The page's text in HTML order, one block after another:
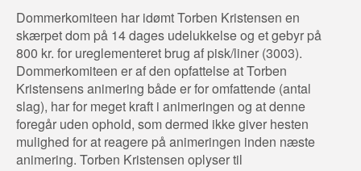
Dommerkomiteen har idømt Torben Kristensen en
skærpet dom på 14 dages udelukkelse og et gebyr på
800 kr. for ureglementeret brug af pisk/liner (3003).
Dommerkomiteen er af den opfattelse at Torben
Kristensens animering både er for omfattende (antal
slag), har for meget kraft i animeringen og at denne
foregår uden ophold, som dermed ikke giver hesten
mulighed for at reagere på animeringen inden næste
animering. Torben Kristensen oplyser til